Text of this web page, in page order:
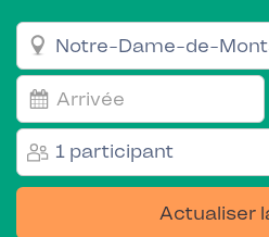
1 participant
Actualiser